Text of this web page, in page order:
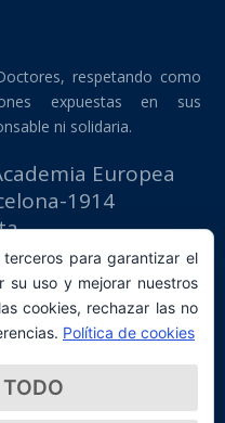
respetando como
expuestas en sus
ni solidaria.
Europea
1914
para garantizar el
su uso y mejorar nuestros
cookies, rechazar las no
Política de cookies